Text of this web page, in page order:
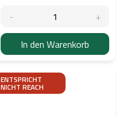
In den Warenkorb
ENTSPRICHT
NICHT REACH